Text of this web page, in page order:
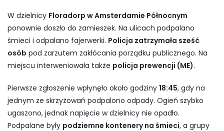
W dzielnicy Floradorp w Amsterdamie Północnym
ponownie doszło do zamieszek. Na ulicach podpalano
śmieci i odpalano fajerwerki. Policja zatrzymała sześć
osób pod zarzutem zakłócania porządku publicznego. Na
miejscu interweniowała także policja prewencji (ME).
Pierwsze zgłoszenie wpłynęło około godziny 18:45, gdy na
jednym ze skrzyżowań podpalono odpady. Ogień szybko
ugaszono, jednak napięcie w dzielnicy nie opadło.
Podpalane były podziemne kontenery na śmieci, a grupy